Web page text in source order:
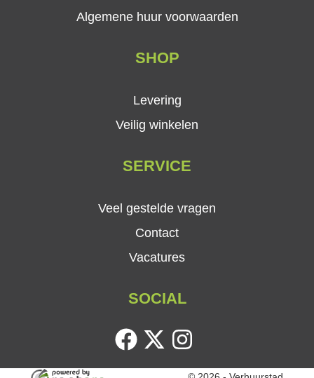
Algemene huur voorwaarden
SHOP
Levering
Veilig winkelen
SERVICE
Veel gestelde vragen
Contact
Vacatures
SOCIAL
facebooktwitter